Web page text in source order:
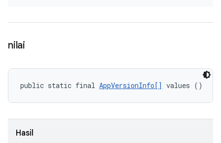
nilai
public static final AppVersionInfo[] values ()
Hasil